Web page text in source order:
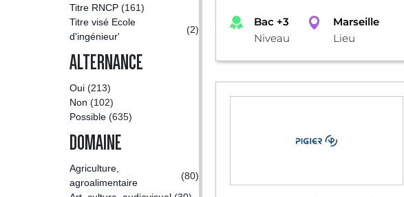
Titre RNCP (161)
Titre visé Ecole
d'ingénieur'
(2)
ALTERNANCE
Oui (213)
Non (102)
Possible (635)
DOMAINE
Agriculture,
agroalimentaire
(80)
Bac +3
Niveau
Marseille
Lieu